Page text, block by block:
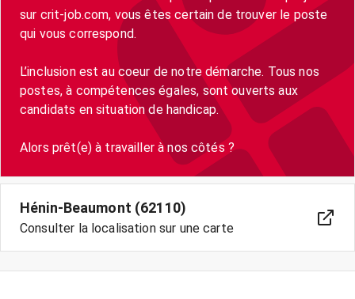
sur crit-job.com, vous êtes certain de trouver le poste
qui vous correspond.
L’inclusion est au coeur de notre démarche. Tous nos
postes, à compétences égales, sont ouverts aux
candidats en situation de handicap.
Alors prêt(e) à travailler à nos côtés ?
Hénin-Beaumont (62110)
Consulter la localisation sur une carte